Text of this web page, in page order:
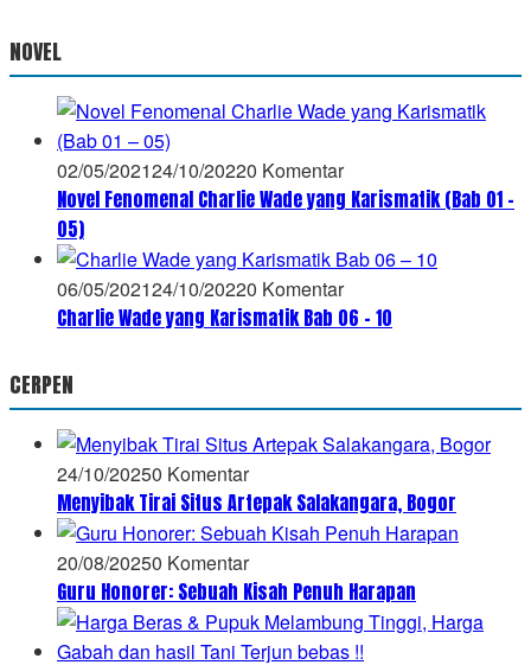
NOVEL
02/05/202124/10/20220 Komentar
Novel Fenomenal Charlie Wade yang Karismatik (Bab 01 –
05)
06/05/202124/10/20220 Komentar
Charlie Wade yang Karismatik Bab 06 – 10
CERPEN
24/10/20250 Komentar
Menyibak Tirai Situs Artepak Salakangara, Bogor
20/08/20250 Komentar
Guru Honorer: Sebuah Kisah Penuh Harapan